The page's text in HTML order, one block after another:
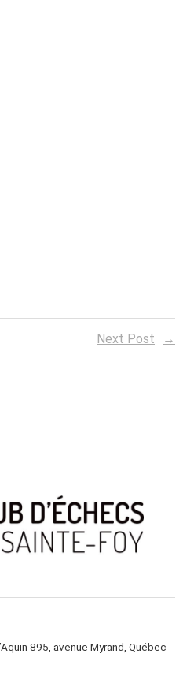
Next Post
895, avenue Myrand, Québec